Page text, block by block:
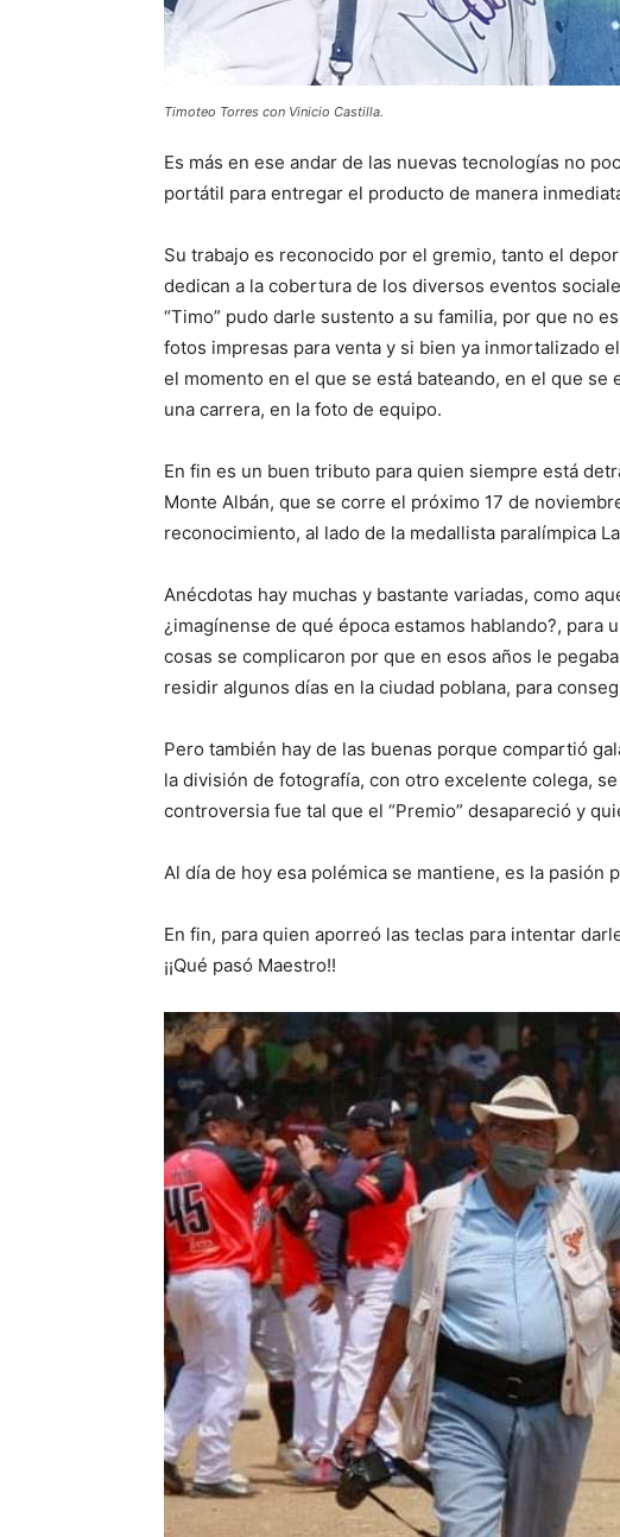
Timoteo Torres con Vinicio Castilla.
Es más en ese andar de las nuevas tecnologías no
portátil para entregar el producto de manera
Su trabajo es reconocido por el gremio, tanto el
dedican a la cobertura de los diversos eventos
“Timo” pudo darle sustento a su familia, por que no
fotos impresas para venta y si bien ya inmortalizado
el momento en el que se está bateando, en el que
una carrera, en la foto de equipo.
En fin es un buen tributo para quien siempre está
Monte Albán, que se corre el próximo 17 de
reconocimiento, al lado de la medallista paralímpica
Anécdotas hay muchas y bastante variadas, como
¿imagínense de qué época estamos hablando?, para
cosas se complicaron por que en esos años le
residir algunos días en la ciudad poblana, para
Pero también hay de las buenas porque compartió
la división de fotografía, con otro excelente colega,
controversia fue tal que el “Premio” desapareció y
Al día de hoy esa polémica se mantiene, es la pasión
En fin, para quien aporreó las teclas para intentar
¡¡Qué pasó Maestro!!